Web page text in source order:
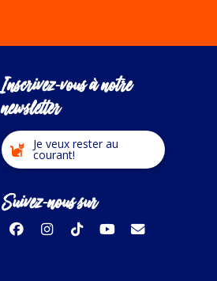
Inscrivez-vous à notre
newsletter
Je veux rester au
courant!
Suivez-nous sur